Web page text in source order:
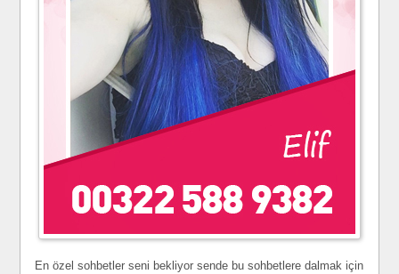
En özel sohbetler seni bekliyor sende bu sohbetlere dalmak için